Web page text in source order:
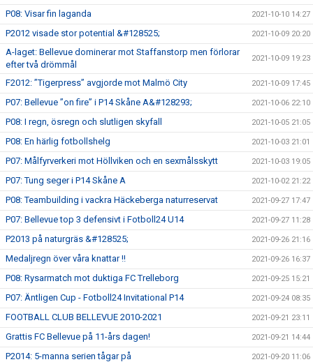
P08: Visar fin laganda 2021-10-10 14:27
P2012 visade stor potential &#128525; 2021-10-09 20:20
A-laget: Bellevue dominerar mot Staffanstorp men förlorar
efter två drömmål
2021-10-09 19:23
F2012: ”Tigerpress” avgjorde mot Malmö City 2021-10-09 17:45
P07: Bellevue ”on fire” i P14 Skåne A&#128293; 2021-10-06 22:10
P08: I regn, ösregn och slutligen skyfall 2021-10-05 21:05
P08: En härlig fotbollshelg 2021-10-03 21:01
P07: Målfyrverkeri mot Höllviken och en sexmålsskytt 2021-10-03 19:05
P07: Tung seger i P14 Skåne A 2021-10-02 21:22
P08: Teambuilding i vackra Häckeberga naturreservat 2021-09-27 17:47
P07: Bellevue top 3 defensivt i Fotboll24 U14 2021-09-27 11:28
P2013 på naturgräs &#128525; 2021-09-26 21:16
Medaljregn över våra knattar !! 2021-09-26 16:37
P08: Rysarmatch mot duktiga FC Trelleborg 2021-09-25 15:21
P07: Äntligen Cup - Fotboll24 Invitational P14 2021-09-24 08:35
FOOTBALL CLUB BELLEVUE 2010-2021 2021-09-21 23:11
Grattis FC Bellevue på 11-års dagen! 2021-09-21 14:44
P2014: 5-manna serien tågar på 2021-09-20 11:06